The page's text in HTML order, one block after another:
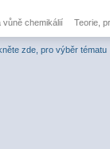
vůně chemikálií Teorie,
zde, pro výběr tématu